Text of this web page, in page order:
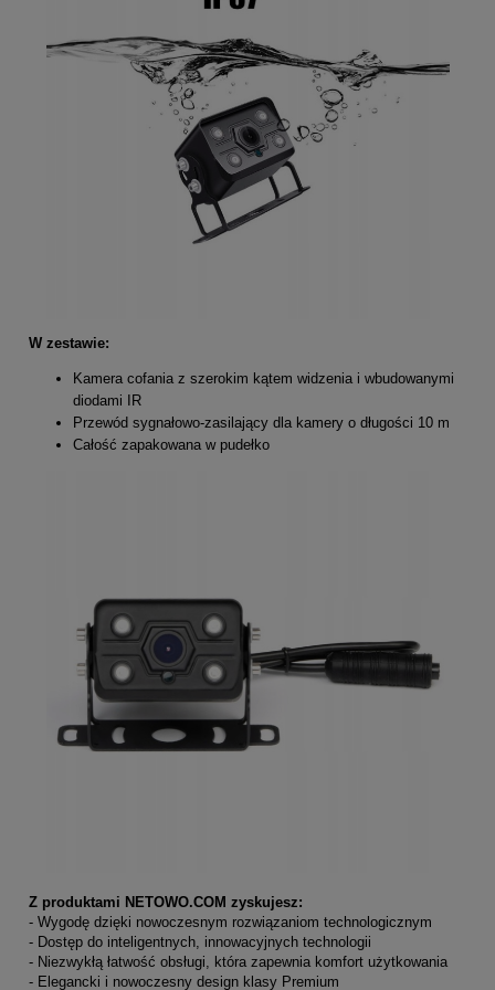
W zestawie:
Kamera cofania z szerokim kątem widzenia i wbudowanymi
diodami IR
Przewód sygnałowo-zasilający dla kamery o długości 10 m
Całość zapakowana w pudełko
Z produktami NETOWO.COM zyskujesz:
- Wygodę dzięki nowoczesnym rozwiązaniom technologicznym
- Dostęp do inteligentnych, innowacyjnych technologii
- Niezwykłą łatwość obsługi, która zapewnia komfort użytkowania
- Elegancki i nowoczesny design klasy Premium